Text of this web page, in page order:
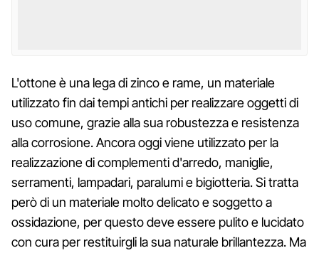
L'ottone è una lega di zinco e rame, un materiale
utilizzato fin dai tempi antichi per realizzare oggetti di
uso comune, grazie alla sua robustezza e resistenza
alla corrosione. Ancora oggi viene utilizzato per la
realizzazione di complementi d'arredo, maniglie,
serramenti, lampadari, paralumi e bigiotteria. Si tratta
però di un materiale molto delicato e soggetto a
ossidazione, per questo deve essere pulito e lucidato
con cura per restituirgli la sua naturale brillantezza. Ma